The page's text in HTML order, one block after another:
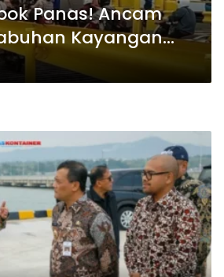
Panas! Ancam
Kayangan
Poto Tano